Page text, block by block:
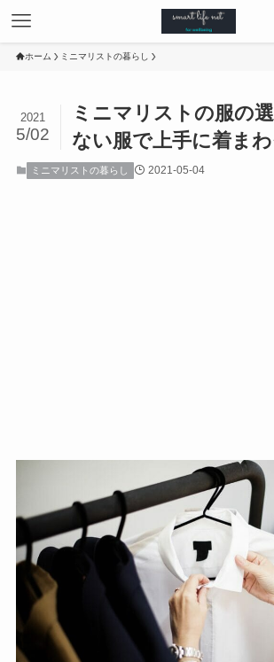
ホーム ミニマリストの暮らし
ミニマリストの服の
ない服で上手に着まわ
2021
5/02
ミニマリストの暮らし 2021-05-04